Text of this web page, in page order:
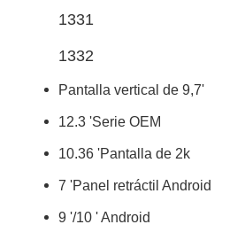
1331
1332
Pantalla vertical de 9,7'
12.3 'Serie OEM
10.36 'Pantalla de 2k
7 'Panel retráctil Android
9 '/10 ' Android